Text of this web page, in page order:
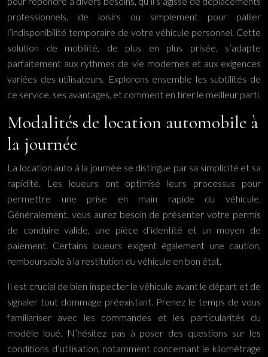
professionnels, de loisirs ou simplement pour pallier
l’indisponibilité temporaire de votre véhicule personnel. Cette
solution de mobilité, de plus en plus prisée, s’adapte
parfaitement aux rythmes de vie modernes et aux exigences
variées des utilisateurs. Explorons ensemble les subtilités de
ce service, ses avantages, et comment en tirer le meilleur parti.
Modalités de location automobile à
la journée
La location auto à la journée se distingue par sa simplicité et sa
rapidité. Les loueurs ont optimisé leurs processus pour
permettre une prise en main rapide du véhicule.
Généralement, vous aurez besoin de présenter votre permis
de conduire valide, une pièce d’identité et un moyen de
paiement. Certains loueurs exigent également une caution,
remboursable à la restitution du véhicule en bon état.
Il est crucial de bien inspecter le véhicule avant le départ et de
signaler tout dommage préexistant. Prenez le temps de vous
familiariser avec les commandes et les particularités du
modèle loué. N’hésitez pas à poser des questions sur les
conditions d’utilisation, notamment concernant le kilométrage